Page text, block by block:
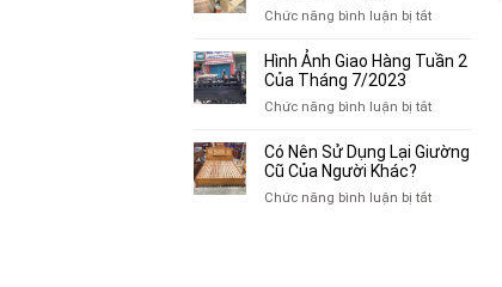
Hứng
Lý
Hải
gì?
Chức năng bình luận bị tắtở
bên
Lý
Hải
gì?
Hình Ảnh Giao Hàng Tuần 2
Của Tháng 7/2023
Chức năng bình luận bị tắtở
Ảnh
Tuần
Có Nên Sử Dụng Lại Giường
Cũ Của Người Khác?
Chức năng bình luận bị tắtở